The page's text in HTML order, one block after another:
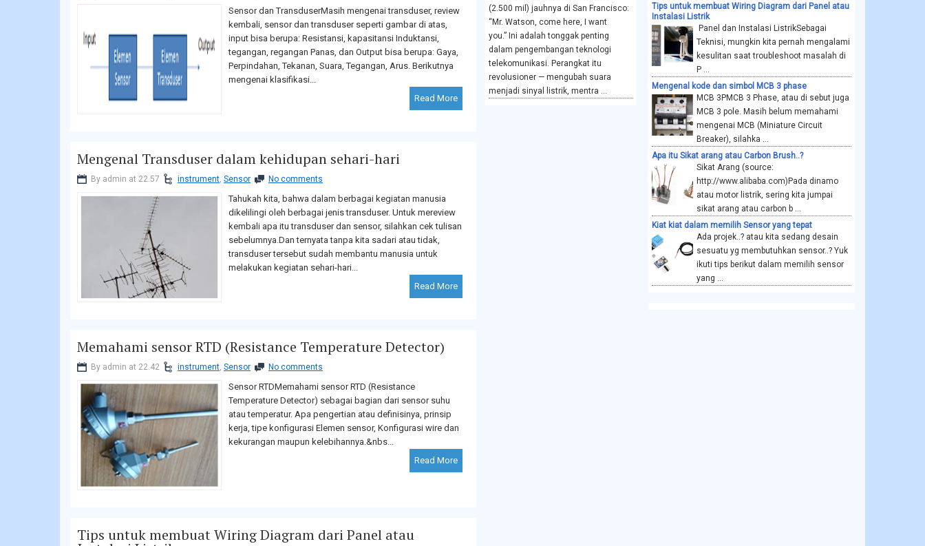
Sensor dan TransduserMasih mengenai transduser, review
kembali, sensor dan transduser seperti gambar di atas,
input bisa berupa: Resistansi, kapasitansi Induktansi,
tegangan, regangan Panas, dan Output bisa berupa: Gaya,
Perpindahan, Tekanan, Suara, Tegangan, Arus. Berikutnya
mengenai klasifikasi...
Read More
Mengenal Transduser dalam kehidupan sehari-hari
By admin at 22.57 instrument Sensor No comments
Tahukah kita, bahwa dalam berbagai kegiatan manusia
dikelilingi oleh berbagai jenis transduser. Untuk mereview
kembali apa itu transduser dan sensor, silahkan cek tulisan
sebelumnya.Dan ternyata tanpa kita sadari atau tidak,
transduser tersebut sudah membantu manusia untuk
melakukan kegiatan sehari-hari...
Read More
Memahami sensor RTD (Resistance Temperature Detector)
By admin at 22.42 instrument Sensor No comments
Sensor RTDMemahami sensor RTD (Resistance
Temperature Detector) sebagai bagian dari sensor suhu
atau temperatur. Apa pengertian atau definisinya, prinsip
kerja, tipe konfigurasi Elemen sensor, Konfigurasi wire dan
kekurangan maupun kelebihannya.&nbs...
Read More
Tips untuk membuat Wiring Diagram dari Panel atau
(2.500 mil) jauhnya di San Francisco:
“Mr. Watson, come here, I want
you.” Ini adalah tonggak penting
dalam pengembangan teknologi
telekomunikasi. Perangkat itu
revolusioner — mengubah suara
menjadi sinyal listrik, mentra ...
Tips untuk membuat Wiring Diagram dari Panel atau
Instalasi Listrik
Panel dan Instalasi ListrikSebagai
Teknisi, mungkin kita pernah mengalami
kesulitan saat troubleshoot masalah di
P ...
Mengenal kode dan simbol MCB 3 phase
MCB 3PMCB 3 Phase, atau di sebut juga
MCB 3 pole. Masih belum memahami
mengenai MCB (Miniature Circuit
Breaker), silahka ...
Apa itu Sikat arang atau Carbon Brush..?
Sikat Arang (source:
http://www.alibaba.com)Pada dinamo
atau motor listrik, sering kita jumpai
sikat arang atau carbon b ...
Kiat kiat dalam memilih Sensor yang tepat
Ada projek..? atau kita sedang desain
sesuatu yg membutuhkan sensor..? Yuk
ikuti tips berikut dalam memilih sensor
yang ...